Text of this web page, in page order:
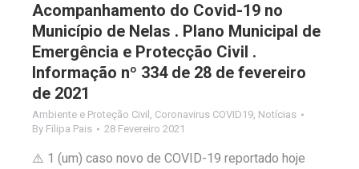
Acompanhamento do Covid-19 no
Município de Nelas . Plano Municipal de
Emergência e Protecção Civil .
Informação nº 334 de 28 de fevereiro
de 2021
Ambiente e Proteção Civil , Coronavirus COVID19, Notícias
By Filipa Pais 28 Fevereiro 2021
⚠️ 1 (um) caso novo de COVID-19 reportado hoje